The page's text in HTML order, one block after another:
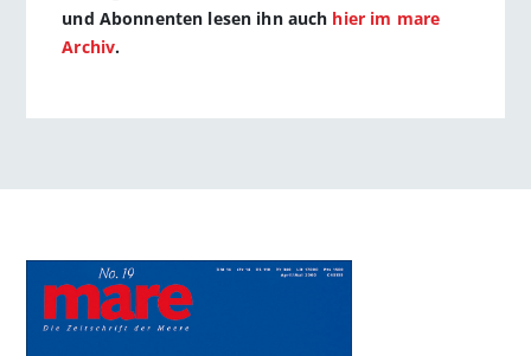
und Abonnenten lesen ihn auch hier im mare
Archiv.